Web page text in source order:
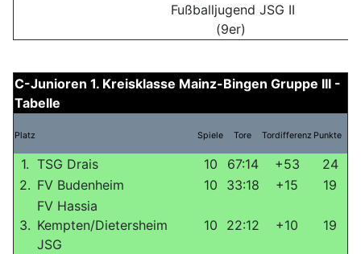
Fußballjugend JSG II
(9er)
C-Junioren 1. Kreisklasse Mainz-Bingen Gruppe III -
Tabelle
Platz Spiele Tore Tordifferenz Punkte
1. TSG Drais 10 67:14 +53
24
2. FV Budenheim 10 33:18 +15 19
3.
FV Hassia
Kempten/Dietersheim
JSG
10 22:12 +10 19